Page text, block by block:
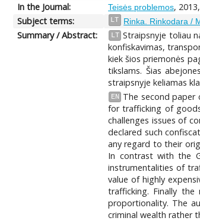
In the Journal: Teisės problemos,
Subject terms:
LT Rinka. Rinkodara /
Summary / Abstract: LT Straipsnyje toliau
konfiskavimas,
kiek šios priemonės
tikslams. Šias
straipsnyje keliamas
EN
The second
for trafficking of
challenges issues of
declared such
any regard to their
In contrast with the
instrumentalities of
value of highly
trafficking. Finally
proportionality. The
criminal wealth rather